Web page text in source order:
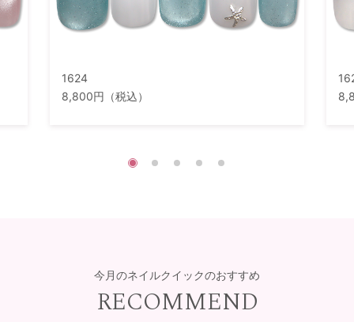
1624
8,800円（税込）
今月のネイルクイックのおすすめ
RECOMMEND